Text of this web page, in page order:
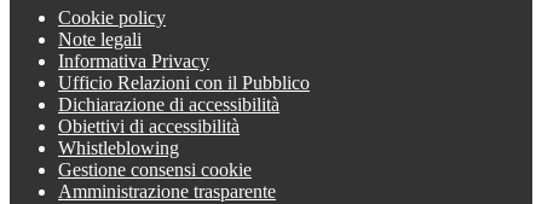
Cookie policy
Note legali
Informativa Privacy
Ufficio Relazioni con il Pubblico
Dichiarazione di accessibilità
Obiettivi di accessibilità
Whistleblowing
Gestione consensi cookie
Amministrazione trasparente